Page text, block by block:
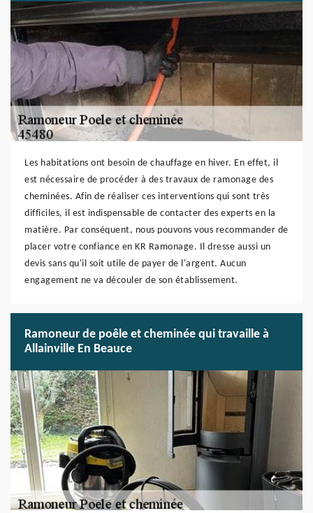
Les habitations ont besoin de chauffage en hiver. En effet, il
est nécessaire de procéder à des travaux de ramonage des
cheminées. Afin de réaliser ces interventions qui sont très
difficiles, il est indispensable de contacter des experts en la
matière. Par conséquent, nous pouvons vous recommander de
placer votre confiance en KR Ramonage. Il dresse aussi un
devis sans qu'il soit utile de payer de l'argent. Aucun
engagement ne va découler de son établissement.
Ramoneur de poêle et cheminée qui travaille à
Allainville En Beauce